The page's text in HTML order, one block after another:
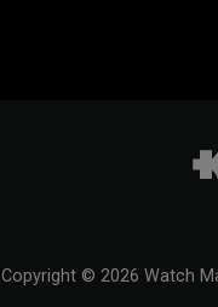
Copyright © 2026 Watch